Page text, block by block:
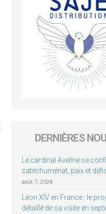
DERNIÈRES
Le cardinal Aveline se
catéchuménat, paix et
août 7, 2026
Léon XIV en France : le
détaillé de sa visite en